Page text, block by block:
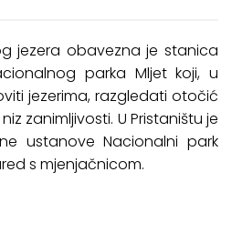
jezera obavezna je stanica
parka Mljet koji, u
jezerima, razgledati otočić
zanimljivosti. U Pristaništu je
ustanove Nacionalni park
s mjenjačnicom.